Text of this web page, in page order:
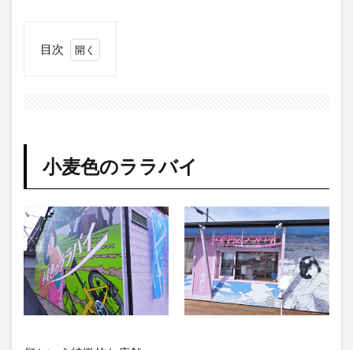
目次
ラ
バ
イ
1.1
メニ
ュー
1.2
駐車
場
小麦色のララバイ